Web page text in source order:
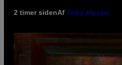
2 timer sidenAf Tony Alpsen